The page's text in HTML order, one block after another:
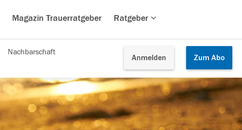
Magazin Trauerratgeber Ratgeber
Anmelden Zum Abo
Nachbarschaft